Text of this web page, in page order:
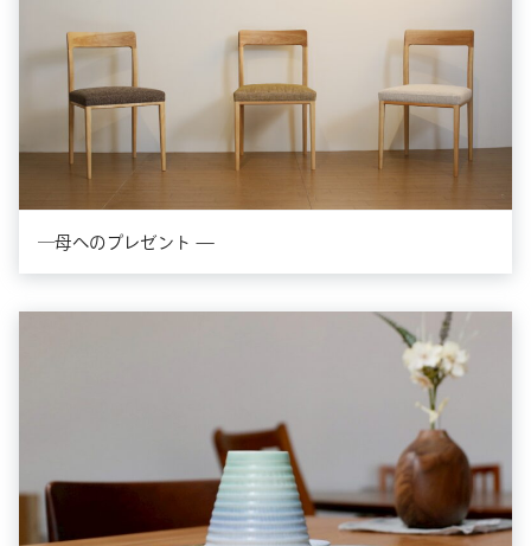
―母へのプレゼント —